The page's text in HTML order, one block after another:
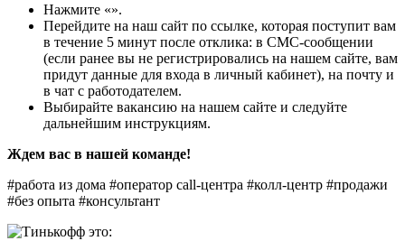
Нажмите «».
Перейдите на наш сайт по ссылке, которая поступит вам
в течение 5 минут после отклика: в СМС-сообщении
(если ранее вы не регистрировались на нашем сайте, вам
придут данные для входа в личный кабинет), на почту и
в чат с работодателем.
Выбирайте вакансию на нашем сайте и следуйте
дальнейшим инструкциям.
Ждем вас в нашей команде!
#работа из дома #оператор call-центра #колл-центр #продажи
#без опыта #консультант